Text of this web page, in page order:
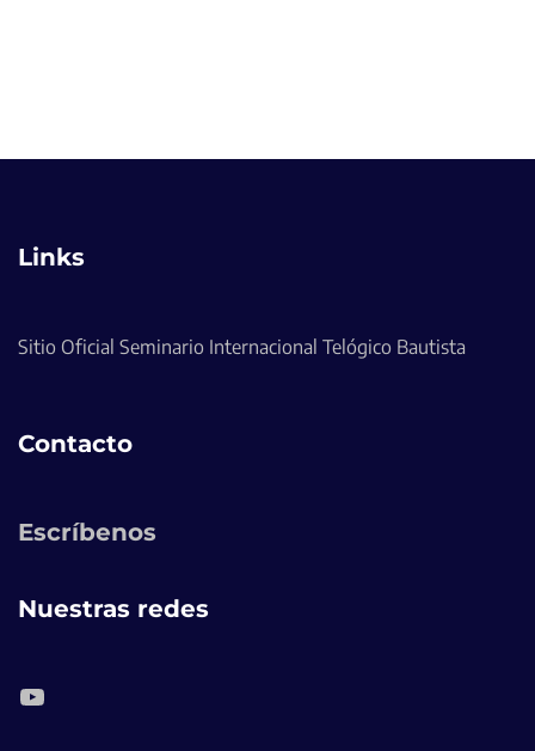
Links
Sitio Oficial Seminario Internacional Telógico Bautista
Contacto
Escríbenos
Nuestras redes
YouTube